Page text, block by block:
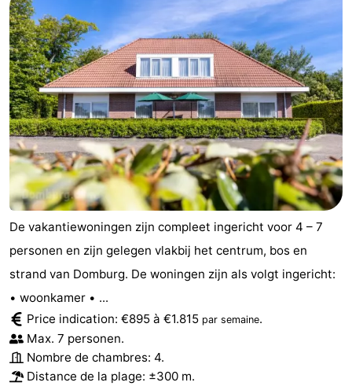
De vakantiewoningen zijn compleet ingericht voor 4 – 7
personen en zijn gelegen vlakbij het centrum, bos en
strand van Domburg. De woningen zijn als volgt ingericht:
• woonkamer • ...
Price indication: €895 à €1.815 par semaine.
Max. 7 personen.
Nombre de chambres: 4.
Distance de la plage: ±300 m.